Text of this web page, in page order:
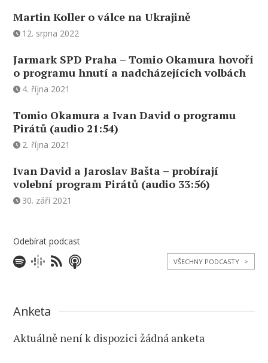
Martin Koller o válce na Ukrajině
12. srpna 2022
Jarmark SPD Praha – Tomio Okamura hovoří
o programu hnutí a nadcházejících volbách
4. října 2021
Tomio Okamura a Ivan David o programu
Pirátů (audio 21:54)
2. října 2021
Ivan David a Jaroslav Bašta – probírají
volební program Pirátů (audio 33:56)
30. září 2021
Odebírat podcast
VŠECHNY PODCASTY >
Anketa
Aktuálně není k dispozici žádná anketa